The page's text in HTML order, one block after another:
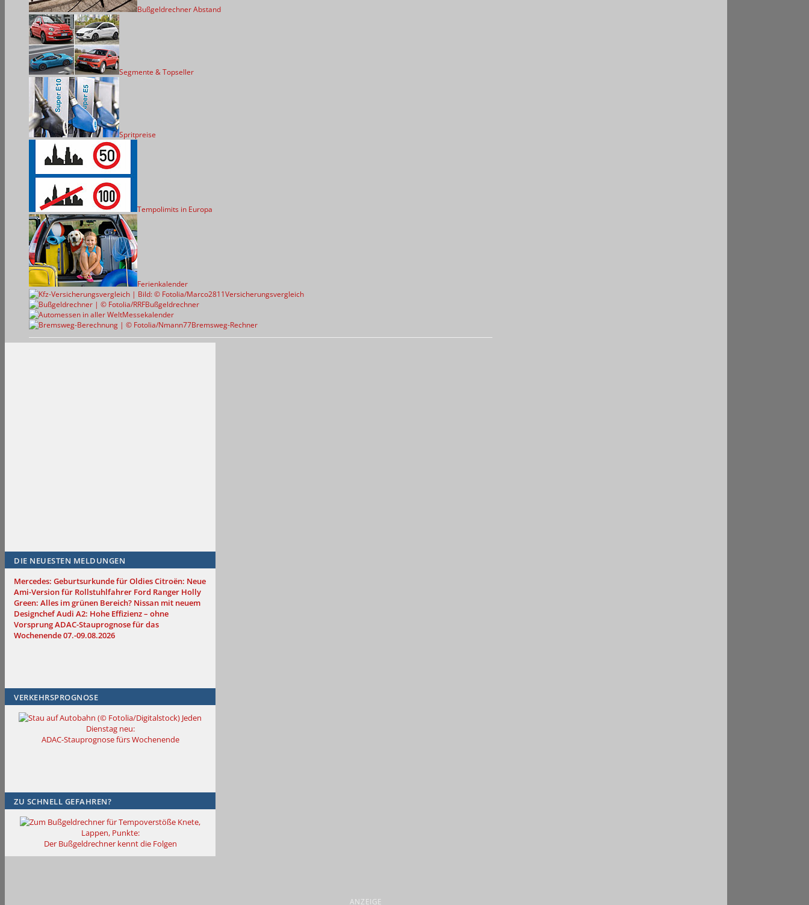
Bußgeldrechner Abstand
Segmente & Topseller
Spritpreise
Tempolimits in Europa
Ferienkalender
Versicherungsvergleich
Bußgeldrechner
Messekalender
Bremsweg-Rechner
DIE NEUESTEN MELDUNGEN
Mercedes: Geburtsurkunde für OldiesCitroën: Neue
Ami-Version für Rollstuhlfahrer Ford Ranger Holly
Green: Alles im grünen Bereich? Nissan mit neuem
DesignchefAudi A2: Hohe Effizienz – ohne
VorsprungADAC-Stauprognose für das
Wochenende 07.-09.08.2026
VERKEHRSPROGNOSE
Jeden
Dienstag neu:
ADAC-Stauprognose fürs Wochenende
ZU SCHNELL GEFAHREN?
Knete,
Lappen, Punkte:
Der Bußgeldrechner kennt die Folgen
ANZEIGE